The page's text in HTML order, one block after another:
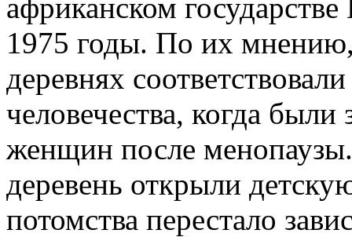
африканском
1975 годы. По их
деревнях
человечества, когда
женщин после
деревень открыли
потомства перестало